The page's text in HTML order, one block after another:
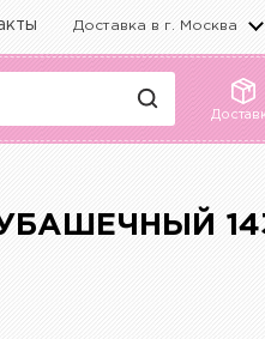
Доставка в г. Москва